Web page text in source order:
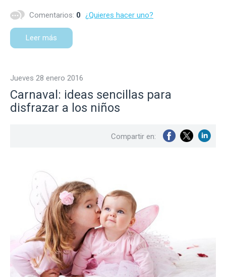
Comentarios: 0 ¿Quieres hacer uno?
Leer más
jueves 28 enero 2016
Carnaval: ideas sencillas para
disfrazar a los niños
Compartir en: